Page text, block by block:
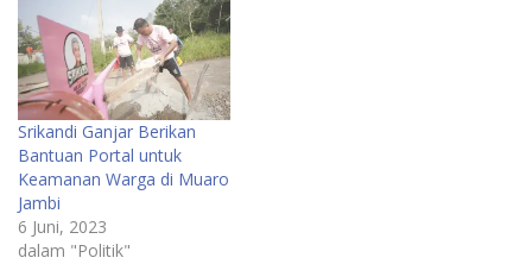
Srikandi Ganjar Berikan
Bantuan Portal untuk
Keamanan Warga di Muaro
Jambi
6 Juni, 2023
dalam "Politik"